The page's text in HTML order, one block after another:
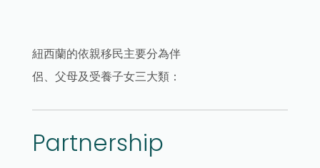
紐西蘭的依親移民主要分為伴
侶、父母及受養子女三大類：
Partnership